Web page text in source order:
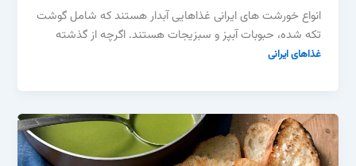
انواع خورشت های ایرانی غذاهایی آبدار هستند که شامل گوشت
تکه شده، حبوبات آبپز و سبزیجات هستند. اگرچه از گذشته
غذاهای ایرانی